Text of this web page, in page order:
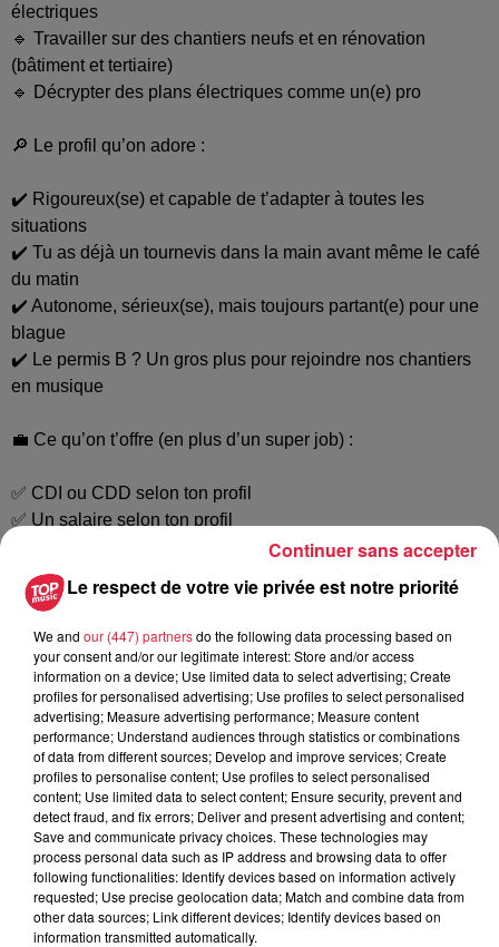
électriques
🔹 Travailler sur des chantiers neufs et en rénovation
(bâtiment et tertiaire)
🔹 Décrypter des plans électriques comme un(e) pro
🔎 Le profil qu’on adore :
✔️ Rigoureux(se) et capable de t’adapter à toutes les
situations
✔️ Tu as déjà un tournevis dans la main avant même le café
du matin
✔️ Autonome, sérieux(se), mais toujours partant(e) pour une
blague
✔️ Le permis B ? Un gros plus pour rejoindre nos chantiers
en musique
💼 Ce qu’on t’offre (en plus d’un super job) :
✅ CDI ou CDD selon ton profil
✅ Un salaire selon ton profil
📩 Prêt(e) à brancher ta carrière sur du haute tension ?
📞 Des questions ? Appelle-nous au 06 58 32 93 36
On t’attend pour électriser notre équipe !
Postulez à l'offre : Électricien
Votre nom*
Le respect de votre vie privée est notre priorité
We and our (447) partnersdo the following data processing based on
your consent and/or our legitimate interest: Store and/or access
information on a device; Use limited data to select advertising; Create
profiles for personalised advertising; Use profiles to select personalised
advertising; Measure advertising performance; Measure content
performance; Understand audiences through statistics or combinations
of data from different sources; Develop and improve services; Create
profiles to personalise content; Use profiles to select personalised
content; Use limited data to select content; Ensure security, prevent and
detect fraud, and fix errors; Deliver and present advertising and content;
Save and communicate privacy choices. These technologies may
process personal data such as IP address and browsing data to offer
following functionalities: Identify devices based on information actively
requested; Use precise geolocation data; Match and combine data from
other data sources; Link different devices; Identify devices based on
information transmitted automatically.
Continuer sans accepter